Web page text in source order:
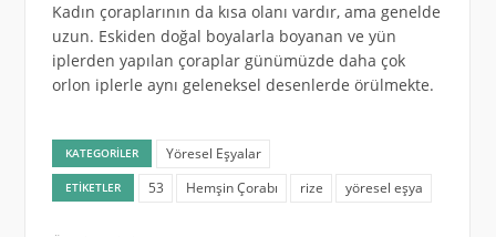
Kadın çoraplarının da kısa olanı vardır, ama genelde
uzun. Eskiden doğal boyalarla boyanan ve yün
iplerden yapılan çoraplar günümüzde daha çok
orlon iplerle aynı geleneksel desenlerde örülmekte.
KATEGORILER Yöresel Eşyalar
ETIKETLER 53 Hemşin Çorabı rize yöresel eşya